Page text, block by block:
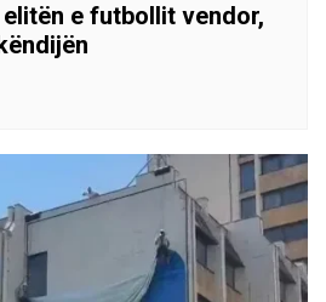
e futbollit vendor,